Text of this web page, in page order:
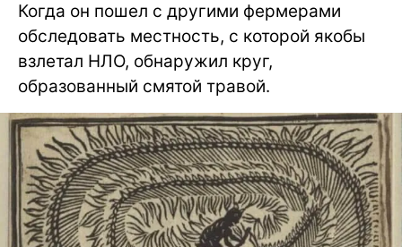
Когда он пошел с другими фермерами
обследовать местность, с которой якобы
взлетал НЛО, обнаружил круг,
образованный смятой травой.